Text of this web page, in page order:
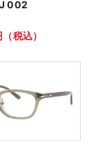
002
（税込）